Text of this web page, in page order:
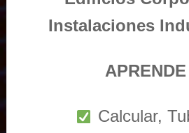
Instalaciones
Calcular,